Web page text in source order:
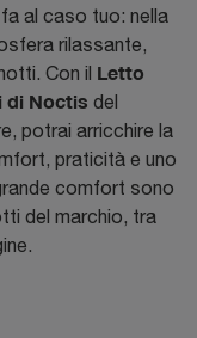
al caso tuo: nella
rilassante,
Con il Letto
di Noctis del
potrai arricchire la
praticità e uno
comfort sono
del marchio, tra